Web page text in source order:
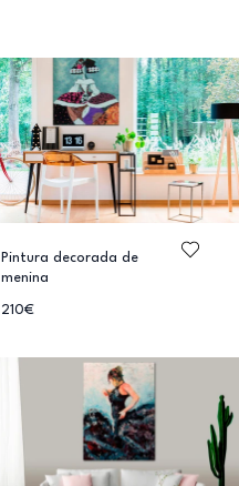
Pintura decorada de
menina
210€